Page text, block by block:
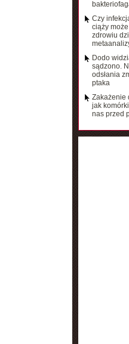
Czy
ciąży
zdrowiu
Dodo
sądzono.
odsłania
ptaka
Zakażenie
jak
nas przed